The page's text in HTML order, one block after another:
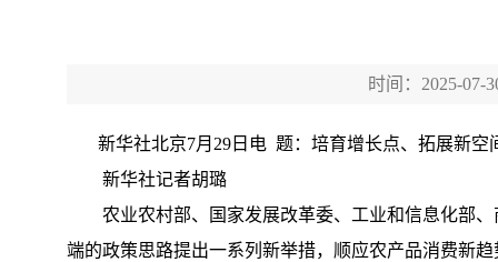
时间：2025-07-
新华社北京7月29日电 题：培育增长点、拓展新空
新华社记者胡璐
农业农村部、国家发展改革委、工业和信息化部、
端的政策思路提出一系列新举措，顺应农产品消费新